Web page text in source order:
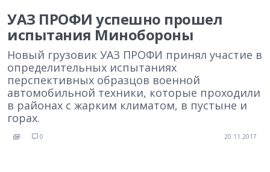
УАЗ ПРОФИ успешно прошел
испытания Минобороны
Новый грузовик УАЗ ПРОФИ принял участие в
определительных испытаниях
перспективных образцов военной
автомобильной техники, которые проходили
в районах c жарким климатом, в пустыне и
горах.
0 20.11.2017